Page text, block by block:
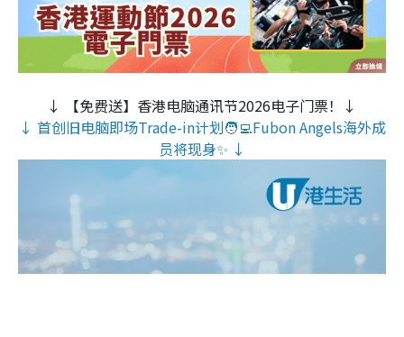
↓ 【免费送】香港电脑通讯节2026电子门票！↓
↓ 首创旧电脑即场Trade-in计划🧑‍💻Fubon Angels海外成
员将现身✨ ↓